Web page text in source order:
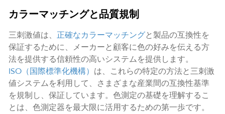
カラーマッチングと品質規制
三刺激値は、 正確なカラーマッチングと製品の互換性を
保証するために、メーカーと顧客に色の好みを伝える方
法を提供する信頼性の高いシステムを提供します。
ISO（国際標準化機構） は、これらの特定の方法と三刺激
値システムを利用して、さまざまな産業間の互換性基準
を規制し、保証しています。色測定の基礎を理解するこ
とは、色測定器を最大限に活用するための第一歩です。